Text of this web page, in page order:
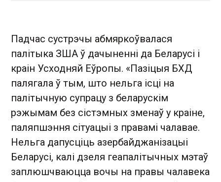
Падчас сустрэчы абмяркоўвалася
палітыка ЗША ў дачыненні да Беларусі і
краін Усходняй Еўропы. «Пазіцыя БХД
палягала ў тым, што нельга ісці на
палітычную супрацу з беларускім
рэжымам без сістэмных зменаў у краіне,
паляпшэння сітуацыі з правамі чалавае.
Нельга дапусціць азербайджанізацыі
Беларусі, калі дзеля геапалітычных мэтаў
заплюшчваюцца вочы на правы чалавека